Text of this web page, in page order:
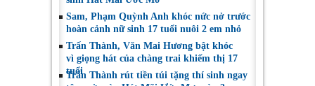
Sam, Phạm Quỳnh Anh khóc nức nở trước
hoàn cảnh nữ sinh 17 tuổi nuôi 2 em nhỏ
Trấn Thành, Văn Mai Hương bật khóc
vì giọng hát của chàng trai khiếm thị 17
tuổi
Trấn Thành rút tiền túi tặng thí sinh ngay